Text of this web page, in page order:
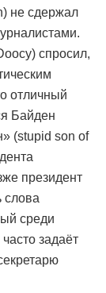
не сдержал
спросил,
отличный
Байден
(stupid son of
президент
слова
среди
задаёт